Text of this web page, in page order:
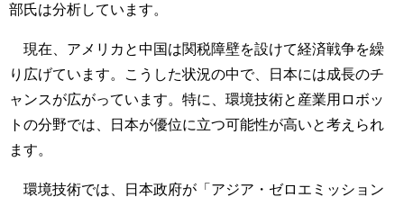
部氏は分析しています。
現在、アメリカと中国は関税障壁を設けて経済戦争を繰
り広げています。こうした状況の中で、日本には成長のチ
ャンスが広がっています。特に、環境技術と産業用ロボッ
トの分野では、日本が優位に立つ可能性が高いと考えられ
ます。
環境技術では、日本政府が「アジア・ゼロエミッション